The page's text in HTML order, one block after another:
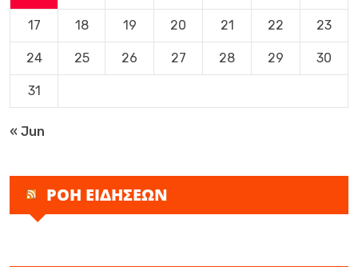
17 18 19 20 21 22 23
24 25 26 27 28 29 30
31
« Jun
ΡΟΗ ΕΙΔΗΣΕΩΝ